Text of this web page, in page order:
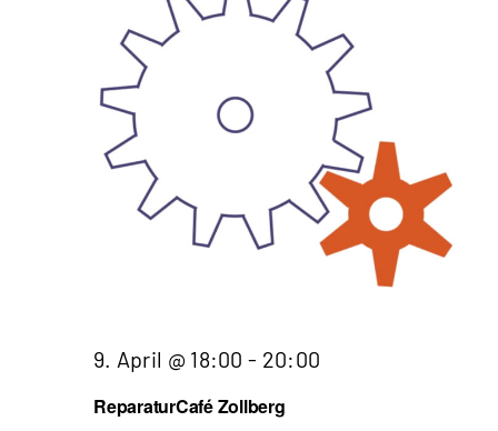
ReparaturCafé Zollberg
9. April @ 18:00 - 20:00